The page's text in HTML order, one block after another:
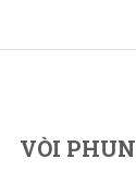
VÒI